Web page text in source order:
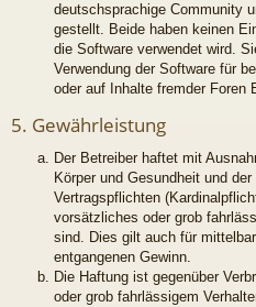
deutschsprachige Community
gestellt. Beide haben keinen
die Software verwendet wird.
Verwendung der Software für
oder auf Inhalte fremder Foren
5. Gewährleistung
Der Betreiber haftet mit
Körper und Gesundheit und
Vertragspflichten
vorsätzliches oder grob
sind. Dies gilt auch für
entgangenen Gewinn.
Die Haftung ist gegenüber
oder grob fahrlässigem